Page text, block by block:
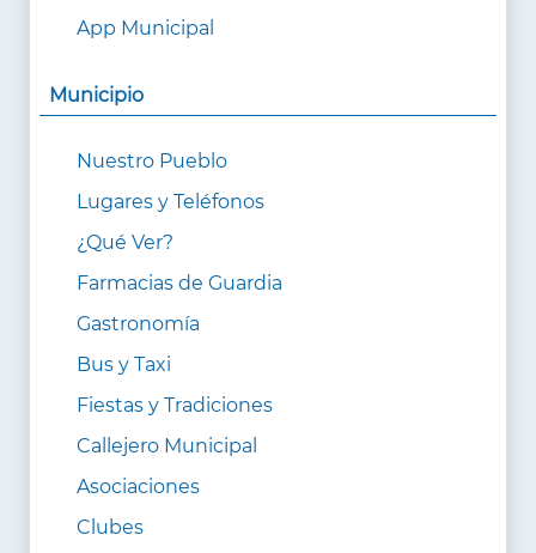
App Municipal
Municipio
Nuestro Pueblo
Lugares y Teléfonos
¿Qué Ver?
Farmacias de Guardia
Gastronomía
Bus y Taxi
Fiestas y Tradiciones
Callejero Municipal
Asociaciones
Clubes